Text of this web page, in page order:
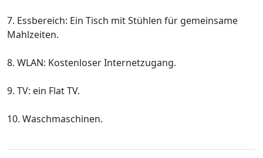
7. Essbereich: Ein Tisch mit Stühlen für gemeinsame
Mahlzeiten.
8. WLAN: Kostenloser Internetzugang.
9. TV: ein Flat TV.
10. Waschmaschinen.